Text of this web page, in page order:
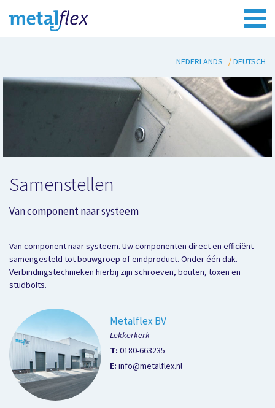
NEDERLANDS DEUTSCH
Samenstellen
Van component naar systeem
Van component naar systeem. Uw componenten direct en efficiënt
samengesteld tot bouwgroep of eindproduct. Onder één dak.
Verbindingstechnieken hierbij zijn schroeven, bouten, toxen en
studbolts.
Metalflex BV
Lekkerkerk
T: 0180-663235
E: info@metalflex.nl